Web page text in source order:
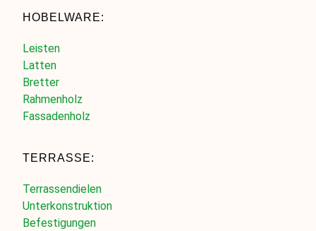
HOBELWARE:
Leisten
Latten
Bretter
Rahmenholz
Fassadenholz
TERRASSE:
Terrassendielen
Unterkonstruktion
Befestigungen